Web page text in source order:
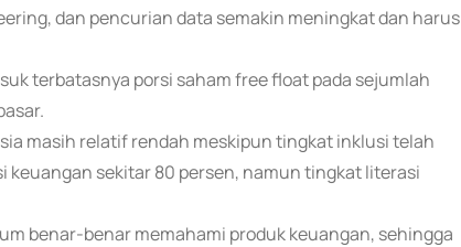
dan pencurian data semakin meningkat dan harus
terbatasnya porsi saham free float pada sejumlah
masih relatif rendah meskipun tingkat inklusi telah
sekitar 80 persen, namun tingkat literasi
benar-benar memahami produk keuangan, sehingga